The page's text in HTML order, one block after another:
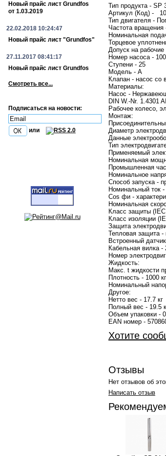
Новый прайс лист Grundfos
от 1.03.2019
22.02.2018 10:24:47
Новый прайс лист "Grundfos"
27.11.2017 08:41:17
Новый прайс лист Grundfos
Смотреть все...
Подписаться на новости:
или
Тип продукта - SP
Артикул (Код) -
Тип двигателя -
Частота вращения
Номинальная
Торцевое
Допуск на
Номер насоса -
Ступени - 25
Модель - A
Клапан - насос со
Материалы:
Насос -
DIN W.-Nr. 1.4301
Рабочее колесо,
Монтаж:
Диаметр
Данные
Тип
Применяемый
Номинальная
Промышленная
Номинальное
Способ запуска -
Номинальный ток
Cos фи -
Номинальная
Класс защиты
Класс изоляции
Защита
Тепловая защита -
Встроенный
Кабельная вилка -
Номер
Жидкость:
Макс. t жидкости
Плотность - 1000
Номинальный
Другое:
Нетто вес - 17.7 кг
Полный вес - 19.5
Объем упаковки -
EAN номер -
Хотите
Отзывы
Нет отзывов об
Написать отзыв